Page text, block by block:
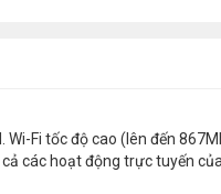
Wi-Fi tốc độ cao (lên đến
các hoạt động trực tuyến